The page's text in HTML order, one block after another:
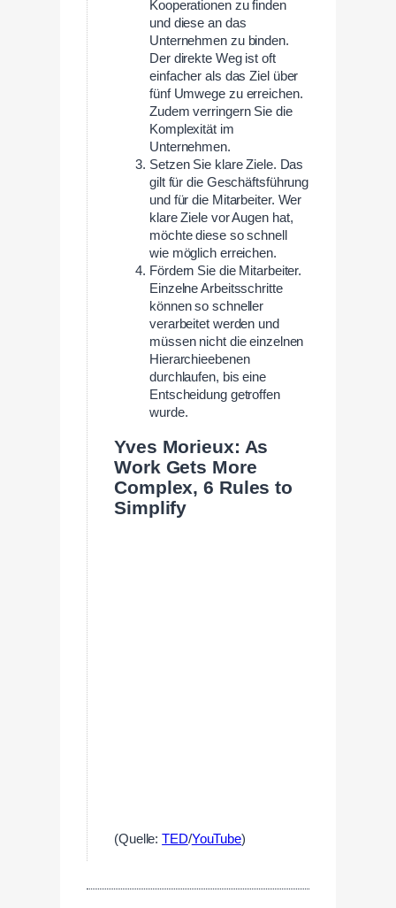
Kooperationen zu finden
und diese an das
Unternehmen zu binden.
Der direkte Weg ist oft
einfacher als das Ziel über
fünf Umwege zu erreichen.
Zudem verringern Sie die
Komplexität im
Unternehmen.
Setzen Sie klare Ziele. Das
gilt für die Geschäftsführung
und für die Mitarbeiter. Wer
klare Ziele vor Augen hat,
möchte diese so schnell
wie möglich erreichen.
Fördern Sie die Mitarbeiter.
Einzelne Arbeitsschritte
können so schneller
verarbeitet werden und
müssen nicht die einzelnen
Hierarchieebenen
durchlaufen, bis eine
Entscheidung getroffen
wurde.
Yves Morieux: As
Work Gets More
Complex, 6 Rules to
Simplify
(Quelle:TED/YouTube)